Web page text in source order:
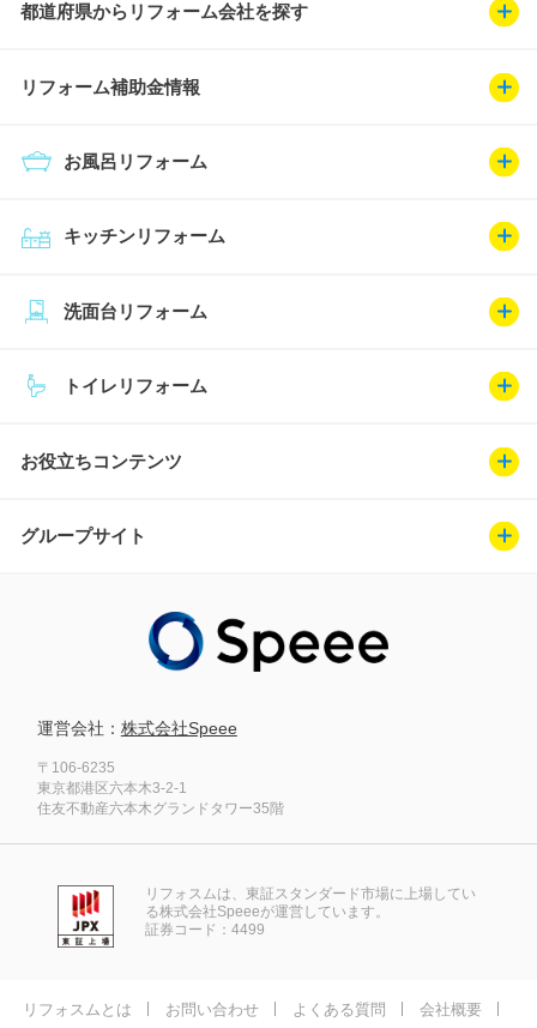
都道府県からリフォーム会社を探す
リフォーム補助金情報
キッチンリフォーム
お風呂リフォーム
トイレリフォーム
洗面台リフォーム
お役立ちコンテンツ
グループサイト
運営会社： 株式会社Speee
〒106-6235
東京都港区六本木3-2-1
住友不動産六本木グランドタワー35階
リフォスムは、東証スタンダード市場に上場してい
る株式会社Speeeが運営しています。
証券コード：4499
リフォスムとは お問い合わせ よくある質問 会社概要